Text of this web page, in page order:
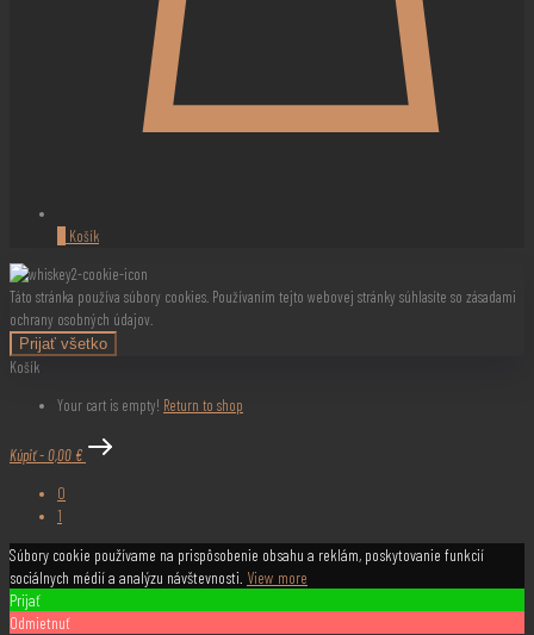
Košík
Táto stránka používa súbory cookies. Používaním tejto webovej stránky súhlasíte so zásadami
ochrany osobných údajov.
Prijať všetko
Košík
Your cart is empty! Return to shop
Kúpiť-0,00 €
0
1
Súbory cookie používame na prispôsobenie obsahu a reklám, poskytovanie funkcií
sociálnych médií a analýzu návštevnosti. View more
Prijať
Odmietnuť